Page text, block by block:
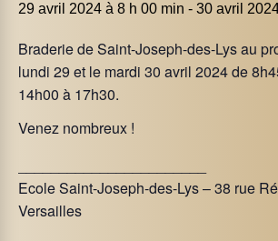
29 avril 2024 à 8 h 00 min - 30 avril
Braderie de Saint-Joseph-des-Lys au
lundi 29 et le mardi 30 avril 2024 de
14h00 à 17h30.
Venez nombreux !
Ecole Saint-Joseph-des-Lys – 38 rue
Versailles